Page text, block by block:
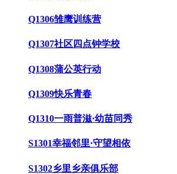
Q1306雏鹰训练营
Q1307社区四点钟学校
Q1308蒲公英行动
Q1309快乐青春
Q1310一雨普滋·幼苗同秀
S1301幸福邻里·守望相依
S1302乡里乡亲俱乐部